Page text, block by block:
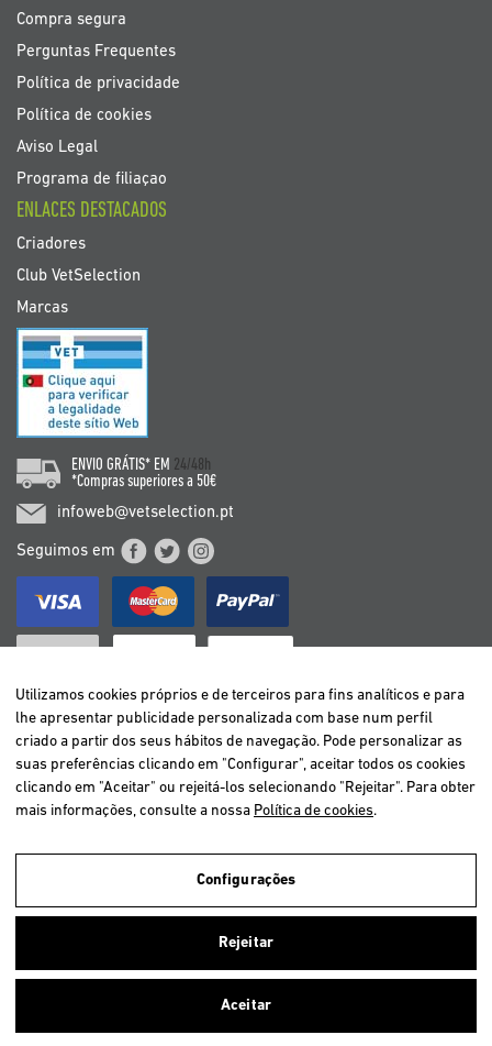
Utilizamos cookies próprios e de terceiros para analisar a navegação
navegando, nós consideramos que você aceita o uso deles.
Compra segura
Perguntas Frequentes
Política de privacidade
Política de cookies
Aviso Legal
Programa de filiaçao
ENLACES DESTACADOS
Criadores
Club VetSelection
Marcas
ENVIO GRÁTIS* EM 24/48h
*Compras superiores a 50€
infoweb@vetselection.pt
Seguimos em
BELGIË / BELGIQUE
DEUTSCHLAND
ESPAÑA
ITALIA
ÖSTERREICH
Utilizamos cookies próprios e de terceiros para fins analíticos e para
lhe apresentar publicidade personalizada com base num perfil
criado a partir dos seus hábitos de navegação. Pode personalizar as
suas preferências clicando em "Configurar", aceitar todos os cookies
clicando em "Aceitar" ou rejeitá-los selecionando "Rejeitar". Para obter
mais informações, consulte a nossa Política de cookies.
Configurações
Rejeitar
Aceitar